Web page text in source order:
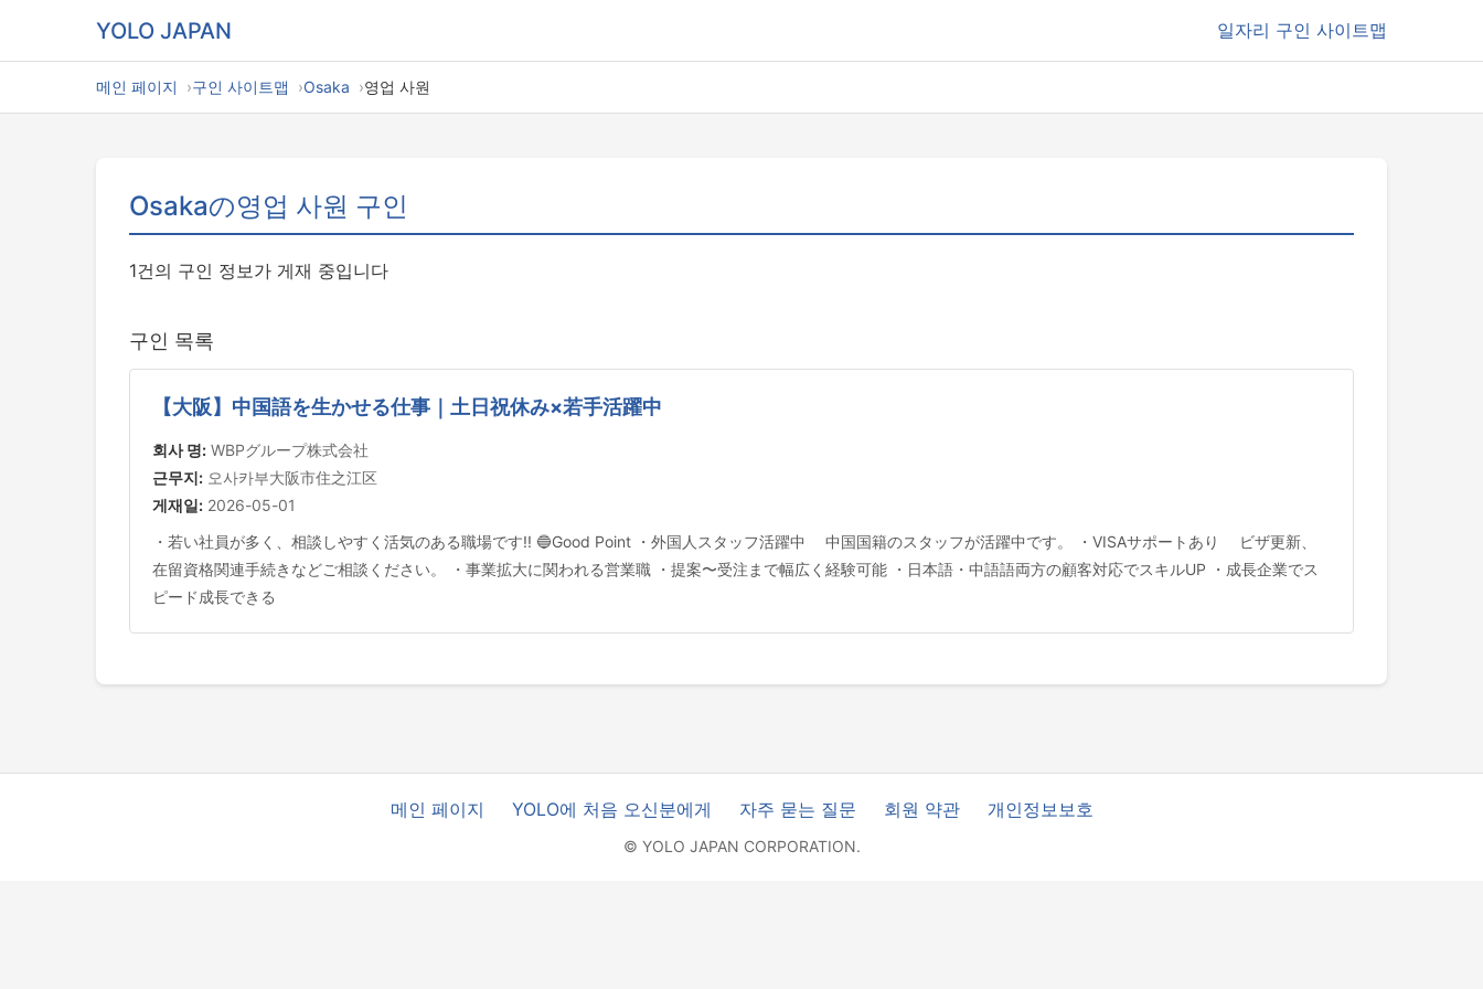
YOLO JAPAN 일자리 구인 사이트맵
메인 페이지 구인 사이트맵 Osaka 영업 사원
Osakaの영업 사원 구인
1건의 구인 정보가 게재 중입니다
구인 목록
【大阪】中国語を生かせる仕事｜土日祝休み×若手活躍中
회사 명: WBPグループ株式会社
근무지: 오사카부大阪市住之江区
게재일: 2026-05-01
・若い社員が多く、相談しやすく活気のある職場です!! 🔵Good Point ・外国人スタッフ活躍中 中国国籍のスタッフが活躍中です。 ・VISAサポートあり ビザ更新、
在留資格関連手続きなどご相談ください。 ・事業拡大に関われる営業職 ・提案〜受注まで幅広く経験可能 ・日本語・中語語両方の顧客対応でスキルUP ・成長企業でス
ピード成長できる
메인 페이지 YOLO에 처음 오신분에게 자주 묻는 질문 회원 약관 개인정보보호
© YOLO JAPAN CORPORATION.